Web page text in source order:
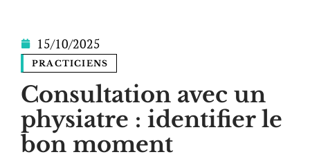
15/10/2025
PRACTICIENS
Consultation avec un
physiatre : identifier le
bon moment